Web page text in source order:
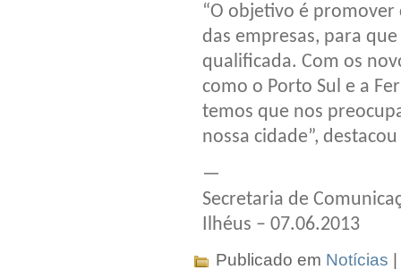
“O objetivo é promover
das empresas, para
qualificada. Com os
como o Porto Sul e a
temos que nos
nossa cidade”,
—
Secretaria de
Ilhéus – 07.06.2013
Publicado em Notícias |